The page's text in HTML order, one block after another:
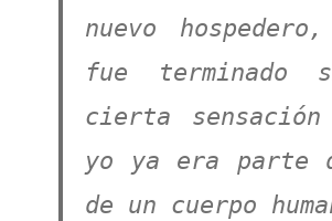
nuevo
fue
cierta sensación
yo ya era parte
de un cuerpo